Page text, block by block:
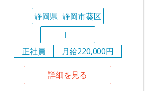
静岡県 静岡市葵区
IT
正社員
月給220,000円
詳細を見る